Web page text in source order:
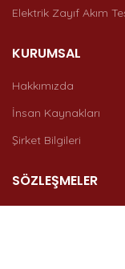
Elektrik Zayıf Akım
KURUMSAL
Hakkımızda
İnsan Kaynakları
Şirket Bilgileri
SÖZLEŞMELER